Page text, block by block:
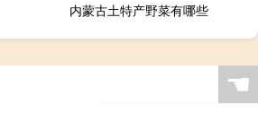
内蒙古土特产野菜有哪些
☚